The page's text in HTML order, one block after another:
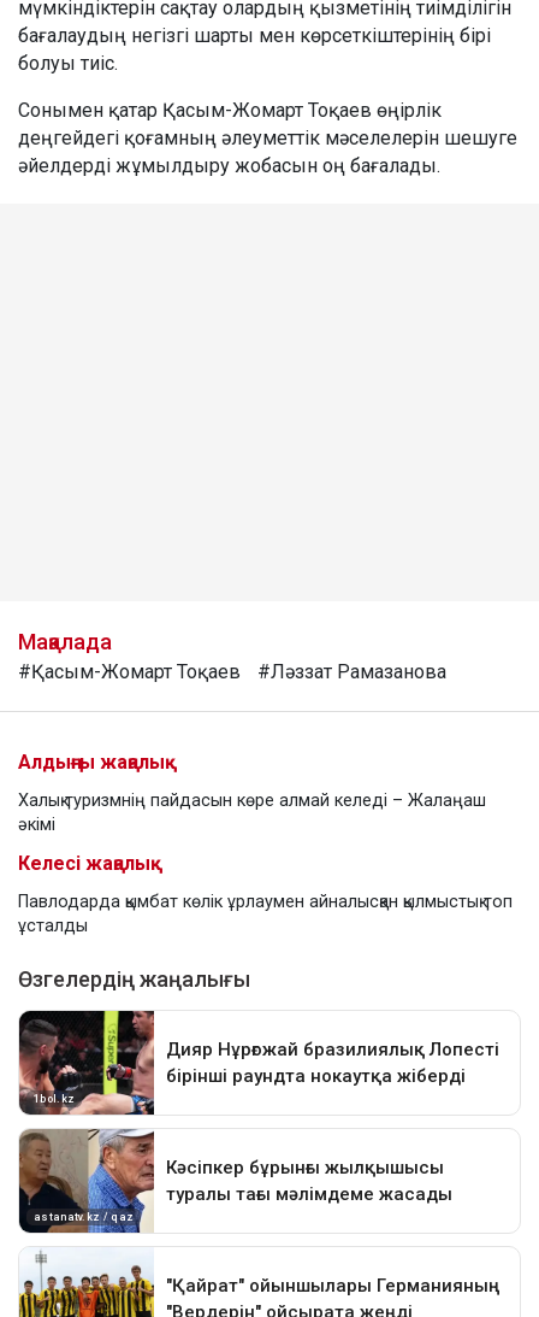
мүмкіндіктерін сақтау олардың қызметінің тиімділігін
бағалаудың негізгі шарты мен көрсеткіштерінің бірі
болуы тиіс.
Сонымен қатар Қасым-Жомарт Тоқаев өңірлік
деңгейдегі қоғамның әлеуметтік мәселелерін шешуге
әйелдерді жұмылдыру жобасын оң бағалады.
Мақалада
#Қасым-Жомарт Тоқаев #Ләззат Рамазанова
Алдыңғы жаңалық
Халық туризмнің пайдасын көре алмай келеді – Жалаңаш
әкімі
Келесі жаңалық
Павлодарда қымбат көлік ұрлаумен айналысқан қылмыстық топ
ұсталды